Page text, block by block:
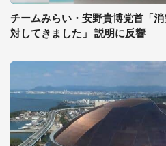
チームみらい・安野貴博党首「
対してきました」 説明に反響